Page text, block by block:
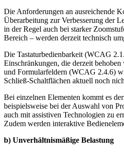
Die Anforderungen an ausreichende
Überarbeitung zur Verbesserung der
in der Regel auch bei starker
Bereich – werden derzeit technisch
Die Tastaturbedienbarkeit (WCAG
Einschränkungen, die derzeit
und Formularfeldern (WCAG 2.4.6)
Schließ-Schaltflächen aktuell noch
Bei einzelnen Elementen kommt es
beispielsweise bei der Auswahl von
auch mit assistiven Technologien zu
Zudem werden interaktive
b) Unverhältnismäßige Belastung